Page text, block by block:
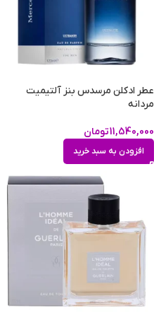
عطر ادکلن مرسدس بنز آلتیمیت
مردانه
11,540,000تومان
افزودن به سبد خرید